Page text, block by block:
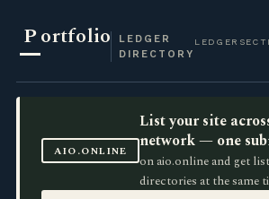
Portfolio
LEDGER
DIRECTORY
LEDGER
AIO.ONLINE
List your site
network — one
on aio.online and get
directories at the same